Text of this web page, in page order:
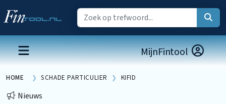
MijnFintool
HOME SCHADE PARTICULIER KIFID
Nieuws